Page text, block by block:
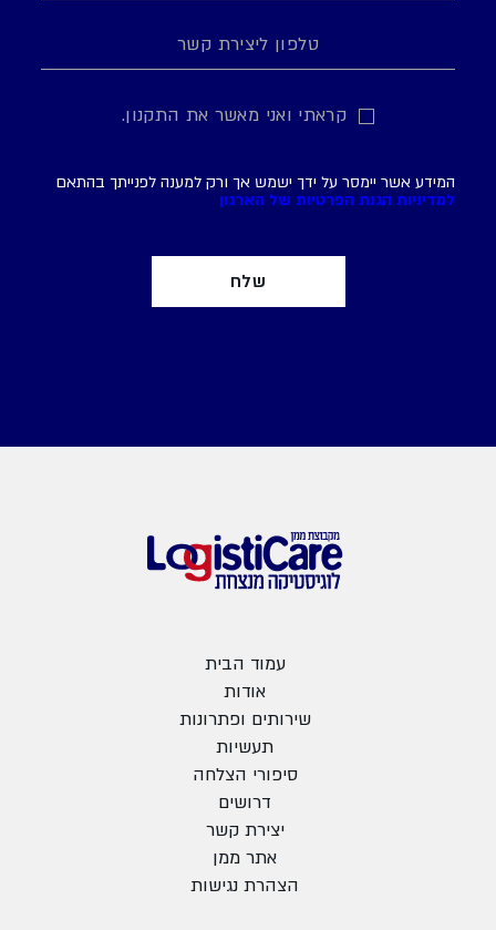
עמוד הבית
אודות
שירותים ופתרונות
תעשיות
סיפורי הצלחה
דרושים
יצירת קשר
אתר ממן
הצהרת נגישות
קראתי ואני מאשר את התקנון.
המידע אשר יימסר על ידך ישמש אך ורק למענה לפנייתך בהתאם
למדיניות הגנת הפרטיות של הארגון